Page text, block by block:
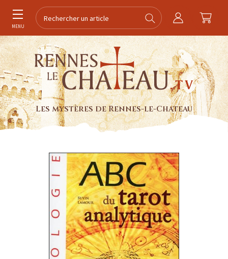
MENU
Les mystères de Rennes-le-Chateau